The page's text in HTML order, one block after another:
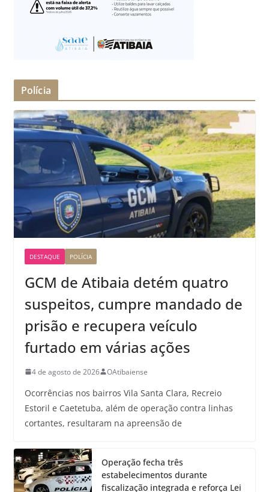
Polícia
DESTAQUE POLÍCIA
GCM de Atibaia detém quatro
suspeitos, cumpre mandado de
prisão e recupera veículo
furtado em várias ações
4 de agosto de 2026 OAtibaiense
Ocorrências nos bairros Vila Santa Clara, Recreio
Estoril e Caetetuba, além de operação contra linhas
cortantes, resultaram na apreensão de
Operação fecha três
estabelecimentos durante
fiscalização integrada e reforça Lei